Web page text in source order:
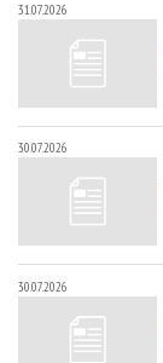
31.07.2026
30.07.2026
30.07.2026